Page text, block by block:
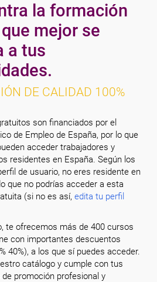
la formación
mejor se
a tus
DE CALIDAD 100%
son financiados por el
de Empleo de España, por lo que
acceder trabajadores y
residentes en España. Según los
de usuario, no eres residente en
que no podrías acceder a esta
(si no es así,edita tu perfil
te ofrecemos más de 400 cursos
con importantes descuentos
40%), a los que sí puedes acceder.
catálogo y cumple con tus
promoción profesional y